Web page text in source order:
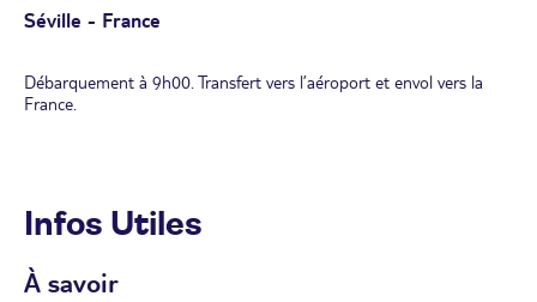
Séville - France
Débarquement à 9h00. Transfert vers l’aéroport et envol vers la
France.
Infos Utiles
À savoir